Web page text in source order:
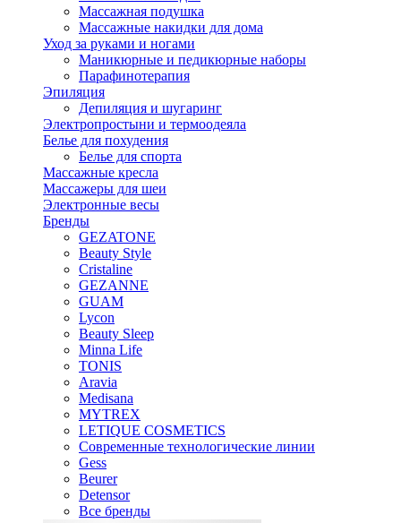
Массажная подушка
Массажные накидки для дома
Уход за руками и ногами
Маникюрные и педикюрные наборы
Парафинотерапия
Эпиляция
Депиляция и шугаринг
Электропростыни и термоодеяла
Белье для похудения
Белье для спорта
Массажные кресла
Массажеры для шеи
Электронные весы
Бренды
GEZATONE
Beauty Style
Cristaline
GEZANNE
GUAM
Lycon
Beauty Sleep
Minna Life
TONIS
Aravia
Medisana
MYTREX
LETIQUE COSMETICS
Современные технологические линии
Gess
Beurer
Detensor
Все бренды